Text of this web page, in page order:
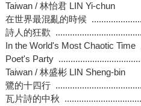
Taiwan / 林怡君 LIN Yi-chun
在世界最混亂的時候
詩人的狂歡
In the World's Most Chaotic Time
Poet's Party
Taiwan / 林盛彬 LIN Sheng-bin
鷺的十四行
瓦片詩的中秋